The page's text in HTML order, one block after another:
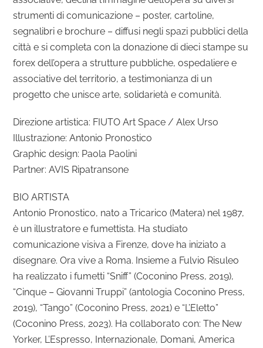
strumenti di comunicazione – poster, cartoline,
segnalibri e brochure – diffusi negli spazi pubblici della
città e si completa con la donazione di dieci stampe su
forex dell’opera a strutture pubbliche, ospedaliere e
associative del territorio, a testimonianza di un
progetto che unisce arte, solidarietà e comunità.
Direzione artistica: FIUTO Art Space / Alex Urso
Illustrazione: Antonio Pronostico
Graphic design: Paola Paolini
Partner: AVIS Ripatransone
BIO ARTISTA
Antonio Pronostico, nato a Tricarico (Matera) nel 1987,
è un illustratore e fumettista. Ha studiato
comunicazione visiva a Firenze, dove ha iniziato a
disegnare. Ora vive a Roma. Insieme a Fulvio Risuleo
ha realizzato i fumetti “Sniff” (Coconino Press, 2019),
“Cinque – Giovanni Truppi” (antologia Coconino Press,
2019), “Tango” (Coconino Press, 2021) e “L’Eletto”
(Coconino Press, 2023). Ha collaborato con: The New
Yorker, L’Espresso, Internazionale, Domani, America